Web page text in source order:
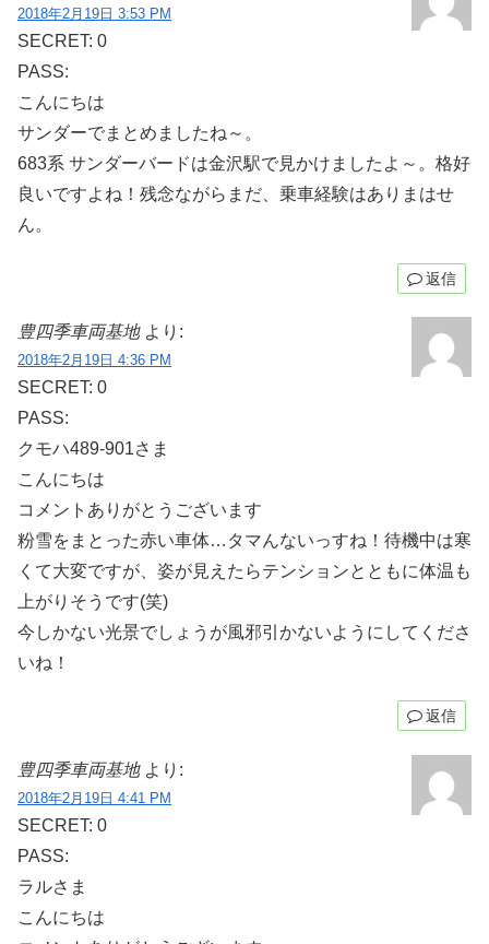
2018年2月19日 3:53 PM
SECRET: 0
PASS:
こんにちは
サンダーでまとめましたね～。
683系 サンダーバードは金沢駅で見かけましたよ～。格好
良いですよね！残念ながらまだ、乗車経験はありまはせ
ん。
返信
豊四季車両基地 より:
2018年2月19日 4:36 PM
SECRET: 0
PASS:
クモハ489-901さま
こんにちは
コメントありがとうございます
粉雪をまとった赤い車体…タマんないっすね！待機中は寒
くて大変ですが、姿が見えたらテンションとともに体温も
上がりそうです(笑)
今しかない光景でしょうが風邪引かないようにしてくださ
いね！
返信
豊四季車両基地 より:
2018年2月19日 4:41 PM
SECRET: 0
PASS:
ラルさま
こんにちは